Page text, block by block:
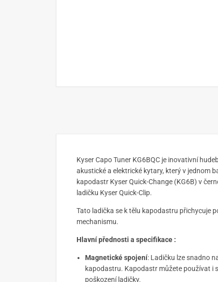
Kyser Capo Tuner KG6BQC je inovativní
akustické a elektrické kytary, který v jednom
kapodastr Kyser Quick-Change (KG6B) v
ladičku Kyser Quick-Clip.
Tato ladička se k tělu kapodastru přichycuje
mechanismu.
Hlavní přednosti a specifikace :
Magnetické spojení: Ladičku lze snadno
kapodastru. Kapodastr můžete používat i
poškození ladičky.